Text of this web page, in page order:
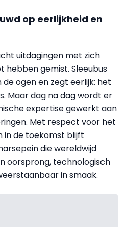
op eerlijkheid en
uitdagingen met zich
hebben gemist. Sleeubus
ogen en zegt eerlijk: het
Maar dag na dag wordt er
expertise gewerkt aan
Met respect voor het
in de toekomst blijft
die wereldwijd
oorsprong, technologisch
in smaak.